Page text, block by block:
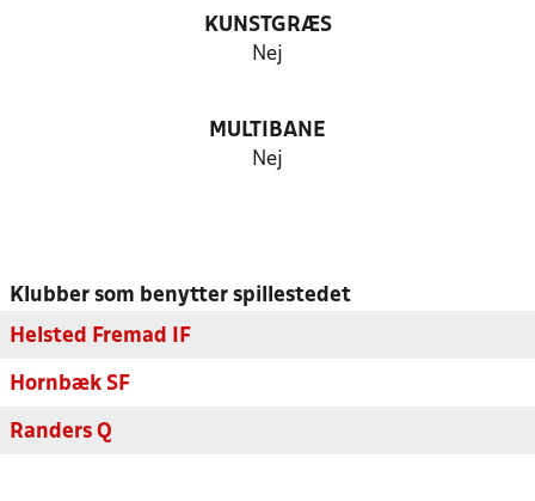
KUNSTGRÆS
Nej
MULTIBANE
Nej
Klubber som benytter spillestedet
Helsted Fremad IF
Hornbæk SF
Randers Q